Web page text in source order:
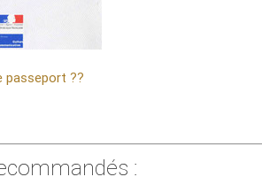
passeport ??
: